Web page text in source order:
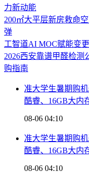
力新动能
200㎡大平层新房救命
弹
工智道AI MOC赋能变
2026西安靠谱甲醛检
购指南
准大学生暑期购
酷睿、16GB大内
08-06 04:10
准大学生暑期购
酷睿、16GB大内
08-06 04:10